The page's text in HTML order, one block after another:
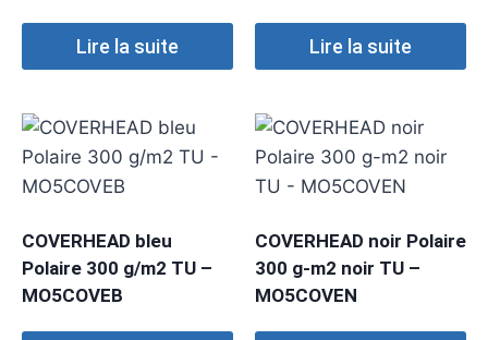
Lire la suite Lire la suite
COVERHEAD bleu
Polaire 300 g/m2 TU –
MO5COVEB
COVERHEAD noir Polaire
300 g-m2 noir TU –
MO5COVEN